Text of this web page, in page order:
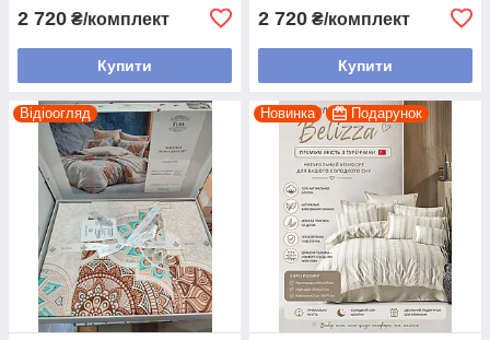
2 720 ₴/комплект
Купити
2 720 ₴/комплект
Купити
Відіоогляд Новинка Подарунок